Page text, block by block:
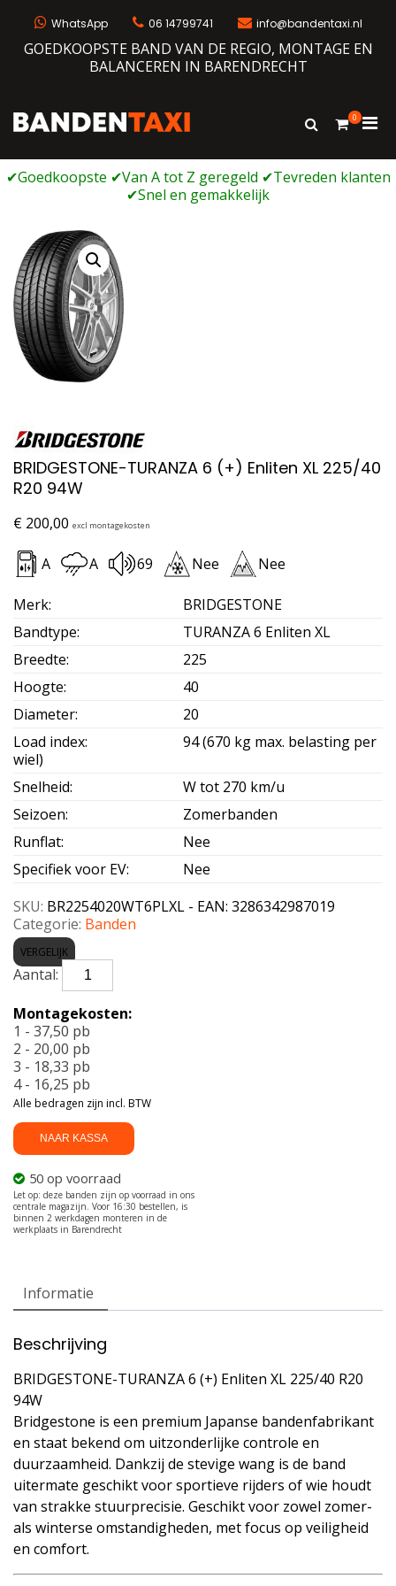
WhatsApp 06 14799741 info@bandentaxi.nl
GOEDKOOPSTE BAND VAN DE REGIO, MONTAGE EN
BALANCEREN IN BARENDRECHT
Bandengarage met eigen webshop
Toon
0
voor
BRIDGESTONE-TURANZA 6 (+) Enliten XL 225/40
R20 94W
€ 200,00 excl montagekosten
A A 69 Nee Nee
Merk:
BRIDGESTONE
Bandtype:
TURANZA 6 Enliten XL
Breedte:
225
Hoogte:
40
Diameter:
20
Load index:
94 (670 kg max. belasting per
wiel)
Snelheid:
W tot 270 km/u
Seizoen:
Zomerbanden
Runflat:
Nee
Specifiek voor EV:
Nee
SKU: BR2254020WT6PLXL - EAN: 3286342987019
Categorie: Banden
VERGELIJK
BRIDGESTONE-
TURANZA
(+)
Enliten
XL
225/40
R20
94W
aantal
NAAR KASSA
50 op voorraad
Montagekosten:
1 - 37,50 pb
2 - 20,00 pb
3 - 18,33 pb
4 - 16,25 pb
Alle bedragen zijn incl. BTW
Informatie
Beschrijving
BRIDGESTONE-TURANZA 6 (+) Enliten XL 225/40 R20
94W
Bridgestone is een premium Japanse bandenfabrikant
en staat bekend om uitzonderlijke controle en
duurzaamheid. Dankzij de stevige wang is de band
uitermate geschikt voor sportieve rijders of wie houdt
van strakke stuurprecisie. Geschikt voor zowel zomer-
als winterse omstandigheden, met focus op veiligheid
en comfort.